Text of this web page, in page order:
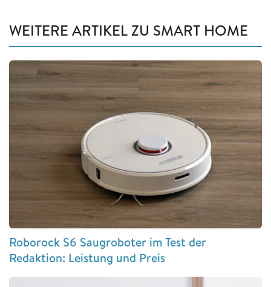
WEITERE ARTIKEL ZU SMART HOME
Roborock S6 Saugroboter im Test der
Redaktion: Leistung und Preis